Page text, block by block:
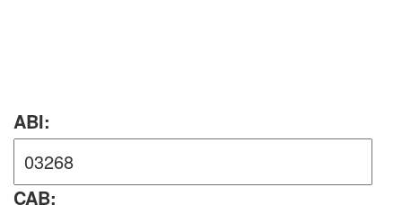
ABI:
CAB: